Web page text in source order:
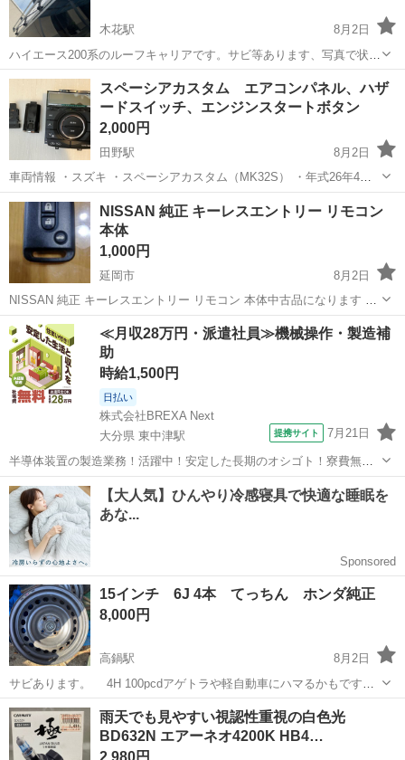
木花駅
8月2日
ハイエース200系のルーフキャリアです。サビ等あります、写真で状態
を確認して頂き、宮崎県木花駅周辺までとりにきてくれる方を優先さ
せていただきます。 よろしくおねがいします。
宮崎 宮崎市 キャリア、ラック
スペーシアカスタム エアコンパネル、ハザ
ードスイッチ、エンジンスタートボタン
2,000円
田野駅
8月2日
車両情報 ・スズキ ・スペーシアカスタム（MK32S） ・年式26年4月
エアコンパネル ハザードスイッチ エンジンスタートボタン（プッシュ
ボタン） 全て純正品です 動作確認済み 田野か清武まで取りに来れる
方のみでお願い...
宮崎 宮崎市 パーツ スペーシア
NISSAN 純正 キーレスエントリー リモコン
本体
1,000円
延岡市
8月2日
NISSAN 純正 キーレスエントリー リモコン 本体中古品になります 日
産車用の純正キーレスエントリーリモコン本体です。施錠・解錠およ
びトランクオープナー機能に対応した3ボタン仕様です。 当方旧車セ
ドリックで使ってました ...
宮崎 延岡市 セキュリティ用品
≪月収28万円・派遣社員≫機械操作・製造補
助
時給1,500円
日払い
株式会社BREXA Next
大分県 東中津駅
提携サイト 7月21日
半導体装置の製造業務！活躍中！安定した長期のオシゴト！寮費無料
★赴任旅費会社負担◎20代～40代の男性活躍中★未経験活躍中！高時
給1,500円！《大分県中津市》 人気の工場のお仕事 ◇半導体装置内部
のシート製造◇ ＊クリー...
大分 中津市 東中津駅
15インチ 6J 4本 てっちん ホンダ純正
8,000円
高鍋駅
8月2日
サビあります。 4H 100pcdアゲトラや軽自動車にハマるかもです。
オフセットはわかりません。 値下げや分割はお答えしません。
宮崎 児湯郡 高鍋駅 タイヤ、ホイール 15インチ
雨天でも見やすい視認性重視の白色光
BD632N エアーネオ4200K HB4…
2,980円